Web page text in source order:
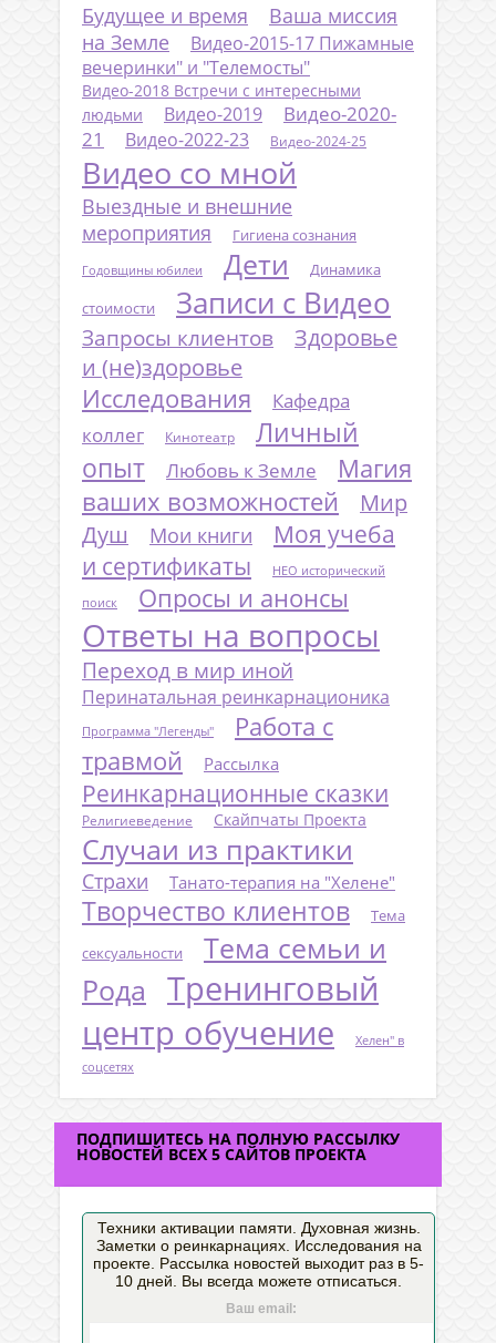
Будущее и время
Ваша миссия
на Земле
Видео-2015-17 Пижамные
вечеринки" и "Телемосты"
Видео-2018 Встречи с интересными
людьми
Видео-2019
Видео-2020-
21
Видео-2022-23 Видео-2024-25
Видео со мной
Выездные и внешние
мероприятия
Гигиена сознания
Годовщины юбилеи Дети
Динамика
стоимости
Записи с Видео
Запросы клиентов
Здоровье
и (не)здоровье
Исследования
Кафедра
коллег
Кинотеатр
Личный
опыт
Любовь к Земле
Магия
ваших возможностей
Мир
Душ
Мои книги
Моя учеба
и сертификаты
НЕО исторический
поиск Опросы и анонсы
Ответы на вопросы
Переход в мир иной
Перинатальная реинкарнационика
Программа "Легенды"
Работа с
травмой
Рассылка
Реинкарнационные сказки
Религиеведение Скайпчаты Проекта
Случаи из практики
Страхи Танато-терапия на "Хелене"
Творчество клиентов
Тема
сексуальности
Тема семьи и
Рода
Тренинговый
центр обучение
Хелен" в
соцсетях
ПОДПИШИТЕСЬ НА ПОЛНУЮ РАССЫЛКУ
НОВОСТЕЙ ВСЕХ 5 САЙТОВ ПРОЕКТА
Техники активации памяти. Духовная жизнь.
Заметки о реинкарнациях. Исследования на
проекте. Рассылка новостей выходит раз в 5-
10 дней. Вы всегда можете отписаться.
Ваш email: